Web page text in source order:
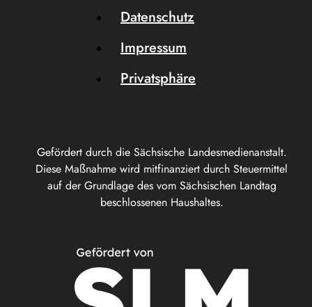
Gefördert durch die Sächsische Landesmedienanstalt.
Diese Maßnahme wird mitfinanziert durch Steuermittel
auf der Grundlage des vom Sächsischen Landtag
beschlossenen Haushaltes.
Datenschutz
Impressum
Privatsphäre